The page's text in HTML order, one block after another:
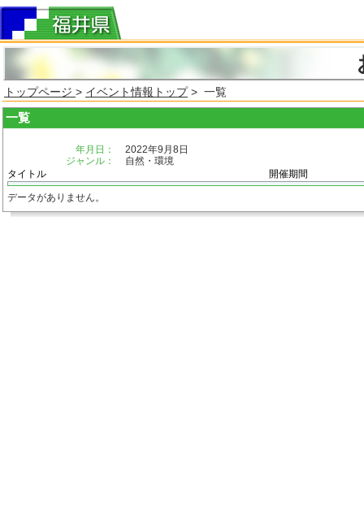
トップページ > イベント情報トップ> 一覧
一覧
年月日：
2022年9月8日
ジャンル：
自然・環境
タイトル
開催期間
データがありません。